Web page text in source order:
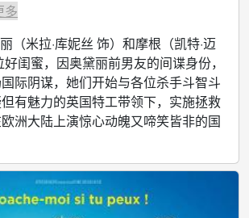
多
（米拉·库妮丝 饰）和摩根（凯特·迈
闺蜜，因奥黛丽前男友的间谍身份，
际阴谋，她们开始与各位杀手斗智斗
有魅力的英国特工带领下，实施拯救
洲大陆上演惊心动魄又啼笑皆非的国